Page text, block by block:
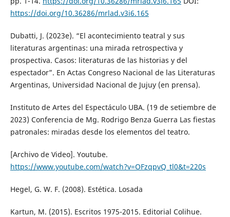
https://doi.org/10.36286/mrlad.v3i6.165
Dubatti, J. (2023e). “El acontecimiento teatral y sus
literaturas argentinas: una mirada retrospectiva y
prospectiva. Casos: literaturas de las historias y del
espectador”. En Actas Congreso Nacional de las Literaturas
Argentinas, Universidad Nacional de Jujuy (en prensa).
Instituto de Artes del Espectáculo UBA. (19 de setiembre de
2023) Conferencia de Mg. Rodrigo Benza Guerra Las fiestas
patronales: miradas desde los elementos del teatro.
[Archivo de Video]. Youtube.
https://www.youtube.com/watch?v=OFzqpvQ_tl0&t=220s
Hegel, G. W. F. (2008). Estética. Losada
Kartun, M. (2015). Escritos 1975-2015. Editorial Colihue.